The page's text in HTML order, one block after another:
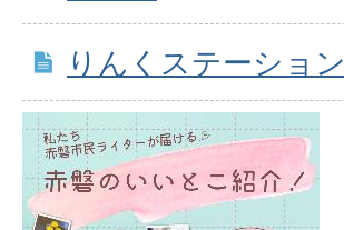
りんくステーション